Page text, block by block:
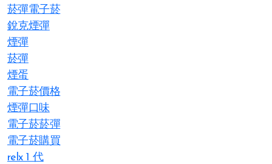
菸彈電子菸
銳克煙彈
煙彈
菸彈
煙蛋
電子菸價格
煙彈口味
電子菸菸彈
電子菸購買
relx 1 代